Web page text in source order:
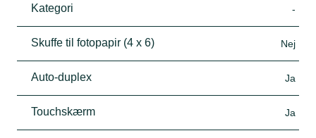
Kategori -
Skuffe til fotopapir (4 x 6) Nej
Auto-duplex Ja
Touchskærm Ja